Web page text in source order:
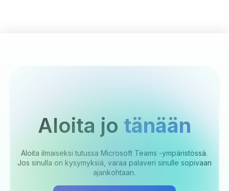
Aloita jo tänään
Aloita ilmaiseksi tutussa Microsoft Teams -ympäristössä.
Jos sinulla on kysymyksiä, varaa palaveri sinulle sopivaan
ajankohtaan.